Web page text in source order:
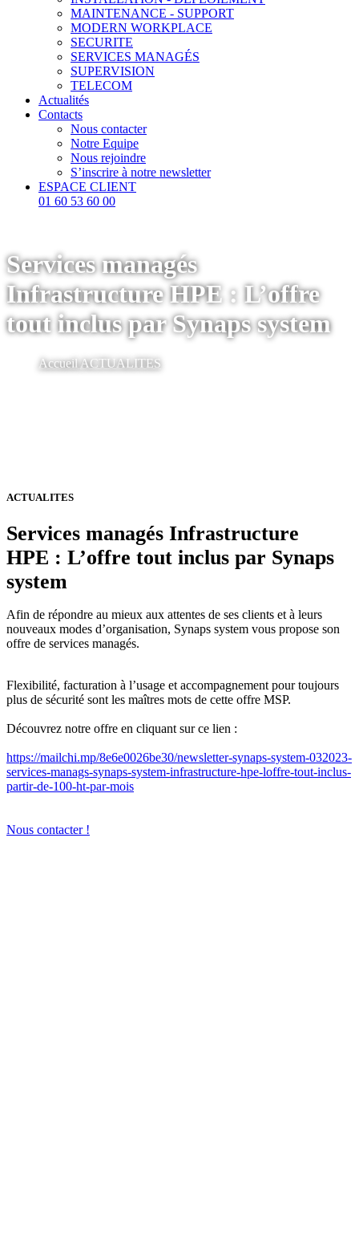
MAINTENANCE - SUPPORT
MODERN WORKPLACE
SECURITE
SERVICES MANAGÉS
SUPERVISION
TELECOM
Actualités
Contacts
Nous contacter
Notre Equipe
Nous rejoindre
S’inscrire à notre newsletter
ESPACE CLIENT
01 60 53 60 00
Services managés
Infrastructure HPE : L’offre
tout inclus par Synaps system
AccueilACTUALITES
ACTUALITES
Services managés Infrastructure
HPE : L’offre tout inclus par Synaps
system
Afin de répondre au mieux aux attentes de ses clients et à leurs
nouveaux modes d’organisation, Synaps system vous propose son
offre de services managés.
Flexibilité, facturation à l’usage et accompagnement pour toujours
plus de sécurité sont les maîtres mots de cette offre MSP.
Découvrez notre offre en cliquant sur ce lien :
https://mailchi.mp/8e6e0026be30/newsletter-synaps-system-032023-
services-manags-synaps-system-infrastructure-hpe-loffre-tout-inclus-
partir-de-100-ht-par-mois
Nous contacter !